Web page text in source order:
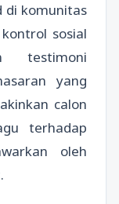
di komunitas
sosial
testimoni
yang
calon
terhadap
oleh